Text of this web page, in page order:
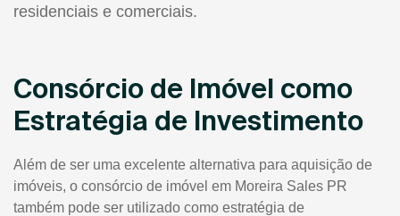
residenciais e comerciais.
Consórcio de Imóvel como
Estratégia de Investimento
Além de ser uma excelente alternativa para aquisição de
imóveis, o consórcio de imóvel em Moreira Sales PR
também pode ser utilizado como estratégia de